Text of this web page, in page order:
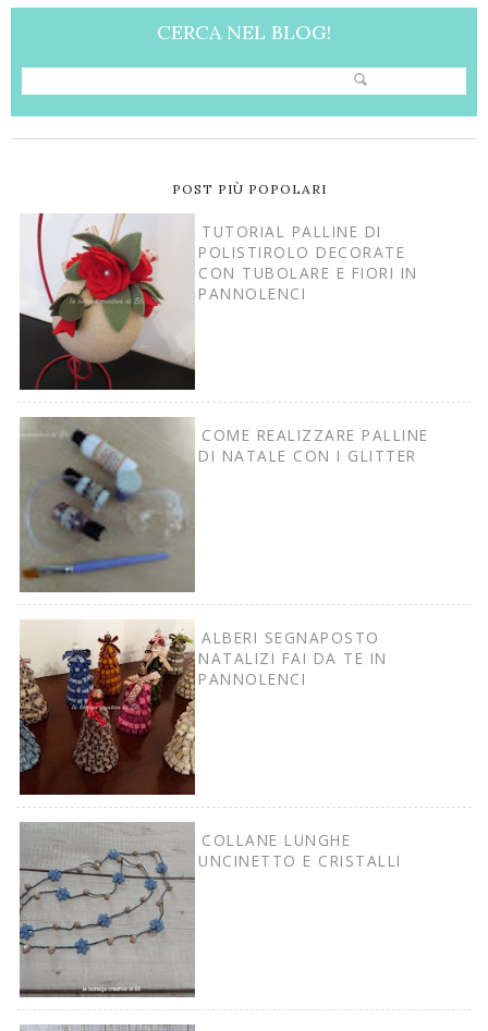
CERCA NEL BLOG!
POST PIÙ POPOLARI
TUTORIAL PALLINE DI
POLISTIROLO DECORATE
CON TUBOLARE E FIORI IN
PANNOLENCI
COME REALIZZARE PALLINE
DI NATALE CON I GLITTER
ALBERI SEGNAPOSTO
NATALIZI FAI DA TE IN
PANNOLENCI
COLLANE LUNGHE
UNCINETTO E CRISTALLI